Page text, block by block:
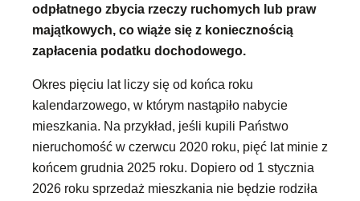
odpłatnego zbycia rzeczy ruchomych lub praw
majątkowych, co wiąże się z koniecznością
zapłacenia podatku dochodowego.
Okres pięciu lat liczy się od końca roku
kalendarzowego, w którym nastąpiło nabycie
mieszkania. Na przykład, jeśli kupili Państwo
nieruchomość w czerwcu 2020 roku, pięć lat minie z
końcem grudnia 2025 roku. Dopiero od 1 stycznia
2026 roku sprzedaż mieszkania nie będzie rodziła